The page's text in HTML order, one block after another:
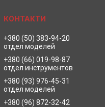
+380 (50) 383-94-20
отдел моделей
+380 (66) 019-98-87
отдел инструментов
+380 (93) 976-45-31
отдел моделей
+380 (96) 872-32-42